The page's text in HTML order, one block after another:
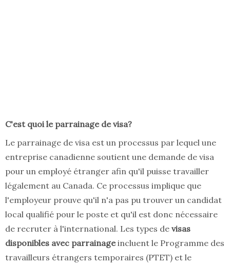
C'est quoi le parrainage de visa?
Le parrainage de visa est un processus par lequel une
entreprise canadienne soutient une demande de visa
pour un employé étranger afin qu'il puisse travailler
légalement au Canada. Ce processus implique que
l'employeur prouve qu'il n'a pas pu trouver un candidat
local qualifié pour le poste et qu'il est donc nécessaire
de recruter à l'international. Les types de visas
disponibles avec parrainageincluent le Programme des
travailleurs étrangers temporaires (PTET) et le